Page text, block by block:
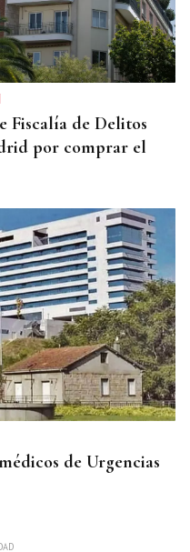
Fiscalía de Delitos
por comprar el
de Urgencias